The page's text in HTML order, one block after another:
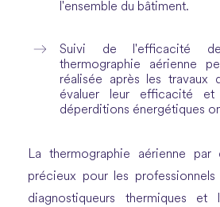
l'ensemble du bâtiment.
Suivi de l'efficacité
thermographie aérienne
réalisée après les travaux
évaluer leur efficacité et
déperditions énergétiques
La thermographie aérienne
précieux pour les
diagnostiqueurs thermiques et